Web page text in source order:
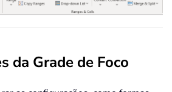
da Grade de Foco